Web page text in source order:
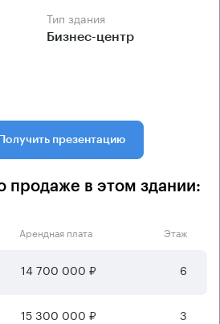
Тип здания
Бизнес-центр
Получить презентацию
продаже в этом здании:
Арендная плата Этаж
14 700 000 ₽ 6
15 300 000 ₽ 3